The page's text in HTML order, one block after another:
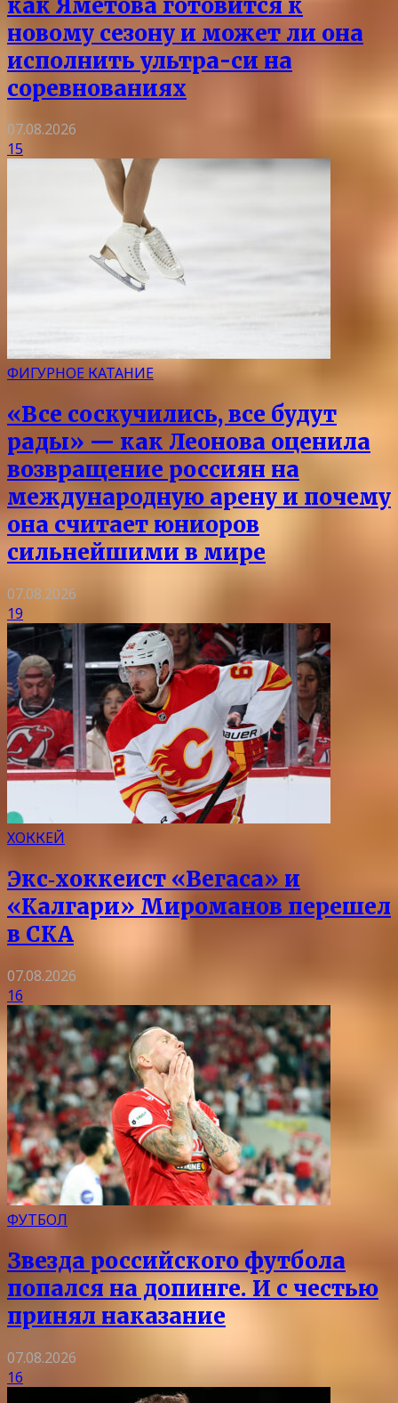
новому сезону и может ли она
исполнить ультра-си на
соревнованиях
07.08.2026
15
ФИГУРНОЕ КАТАНИЕ
«Все соскучились, все будут
рады» — как Леонова оценила
возвращение россиян на
международную арену и почему
она считает юниоров
сильнейшими в мире
07.08.2026
19
ХОККЕЙ
Экс‑хоккеист «Вегаса» и
«Калгари» Мироманов перешел
в СКА
07.08.2026
16
ФУТБОЛ
Звезда российского футбола
попался на допинге. И с честью
принял наказание
07.08.2026
16